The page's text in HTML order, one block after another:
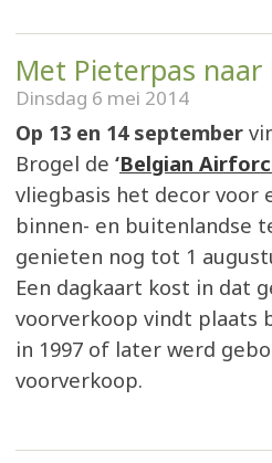
Met Pieterpas
Dinsdag 6 mei 2014
Op 13 en 14 september
Brogel de ‘Belgian
vliegbasis het decor voor
binnen- en buitenlandse
genieten nog tot 1
Een dagkaart kost in dat
voorverkoop vindt plaats
in 1997 of later werd
voorverkoop.